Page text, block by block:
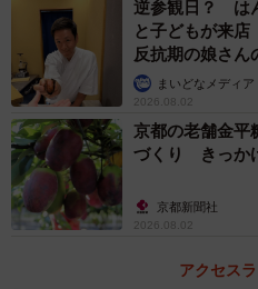
逆参観日？ は
と子どもが来
反抗期の娘さん
まいどなメディア
2026.08.02
京都の老舗金平
づくり きっか
京都新聞社
2026.08.02
アクセス